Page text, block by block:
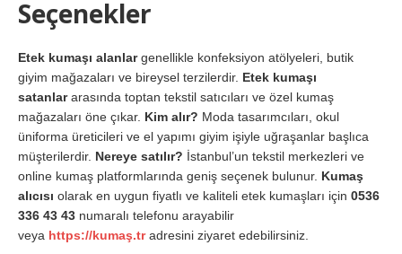
Seçenekler
Etek kumaşı alanlargenellikle konfeksiyon atölyeleri, butik
giyim mağazaları ve bireysel terzilerdir. Etek kumaşı
satanlararasında toptan tekstil satıcıları ve özel kumaş
mağazaları öne çıkar. Kim alır? Moda tasarımcıları, okul
üniforma üreticileri ve el yapımı giyim işiyle uğraşanlar başlıca
müşterilerdir. Nereye satılır? İstanbul’un tekstil merkezleri ve
online kumaş platformlarında geniş seçenek bulunur. Kumaş
alıcısı olarak en uygun fiyatlı ve kaliteli etek kumaşları için 0536
336 43 43 numaralı telefonu arayabilir
veya https://kumaş.tradresini ziyaret edebilirsiniz.